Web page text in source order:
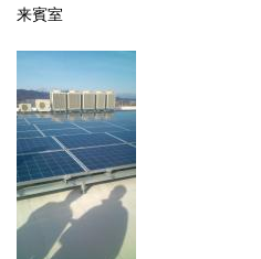
来賓室